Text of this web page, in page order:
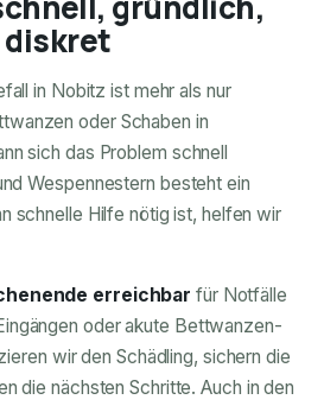
diskret
in Nobitz ist mehr als nur
oder Schaben in
sich das Problem schnell
Wespennestern besteht ein
schnelle Hilfe nötig ist, helfen wir
erreichbar für Notfälle
oder akute Bettwanzen-
wir den Schädling, sichern die
die nächsten Schritte. Auch in den